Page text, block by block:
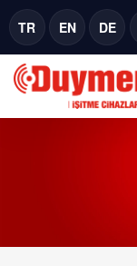
TR EN DE